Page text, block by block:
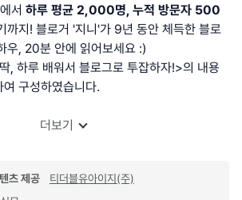
서 하루 평균 2,000명, 누적 방문자 500
까지! 블로거 '지니'가 9년 동안 체득한 블로
우, 20분 안에 읽어보세요 :)
, 하루 배워서 블로그로 투잡하자!>의 내용
구성하였습니다.
더보기
츠 제공
티더블유아이지(주)